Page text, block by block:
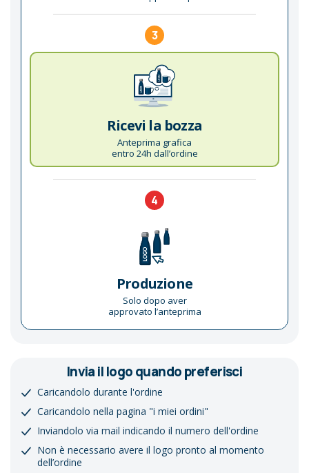
3
Ricevi la bozza
Anteprima grafica
entro 24h dall’ordine
4
Produzione
Solo dopo aver
approvato l’anteprima
Invia il logo quando preferisci
Caricandolo durante l'ordine
Caricandolo nella pagina "i miei ordini"
Inviandolo via mail indicando il numero dell'ordine
Non è necessario avere il logo pronto al momento
dell’ordine